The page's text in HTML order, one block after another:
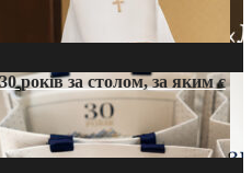
років за столом, за яким є